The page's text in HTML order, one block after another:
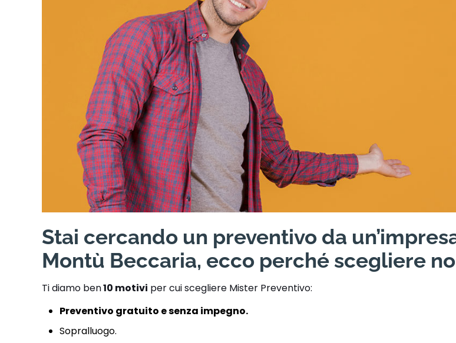
Stai cercando un preventivo da
Montù Beccaria, ecco perché scegliere
Ti diamo ben10 motivi per cui scegliere Mister Preventivo:
Preventivo gratuito e senza impegno.
Sopralluogo.